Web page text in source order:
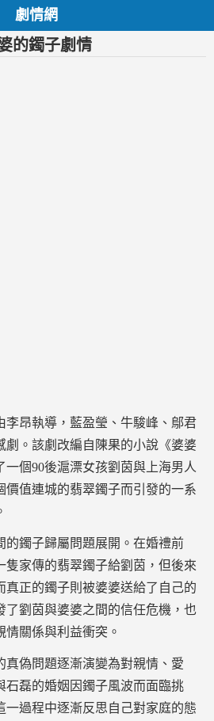
劇情網
的鐲子劇情
李昂執導，藍盈瑩、牛駿峰、鄔君
劇。該劇改編自陳果的小說《婆婆
一個90後滬漂女孩劉茵與上海男人
價值連城的翡翠鐲子而引發的一系
的鐲子歸屬問題展開。在婚禮前
隻家傳的翡翠鐲子給劉茵，但後來
真正的鐲子則被婆婆送給了自己的
了劉茵與婆婆之間的信任危機，也
關係與利益衝突。
真偽問題逐漸演變為對親情、愛
石磊的婚姻因鐲子風波而面臨挑
一過程中逐漸反思自己對家庭的態